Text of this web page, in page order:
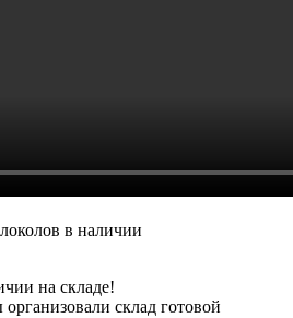
в наличии
на складе!
склад готовой